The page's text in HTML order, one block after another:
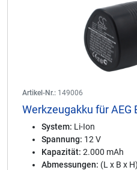
Artikel-Nr.: 149006
Werkzeugakku für AEG
System: Li-Ion
Spannung: 12 V
Kapazität: 2.000 mAh
Abmessungen: (L x B x